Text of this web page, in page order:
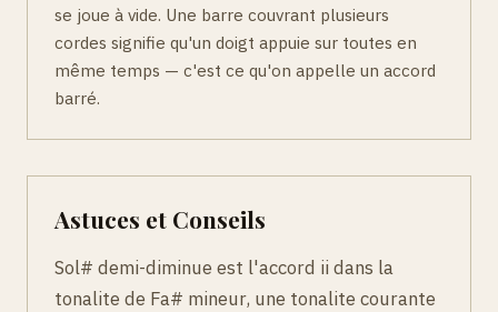
se joue à vide. Une barre couvrant plusieurs
cordes signifie qu'un doigt appuie sur toutes en
même temps — c'est ce qu'on appelle un accord
barré.
Astuces et Conseils
Sol# demi-diminue est l'accord ii dans la
tonalite de Fa# mineur, une tonalite courante